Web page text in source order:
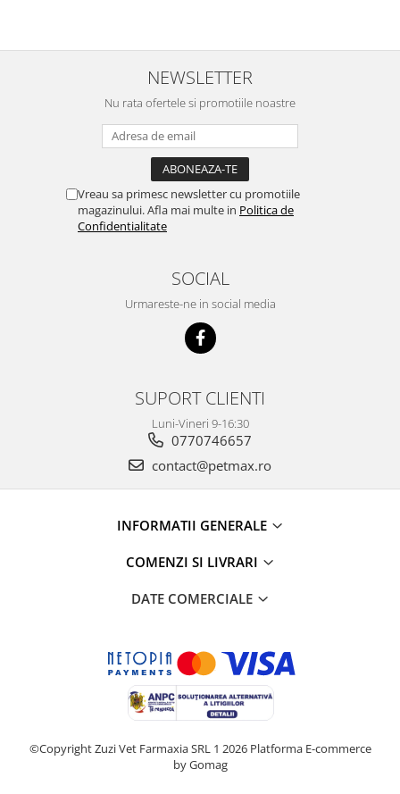
recomand cu mult drag !
NEWSLETTER
Nu rata ofertele si promotiile noastre
Vreau sa primesc newsletter cu promotiile
magazinului. Afla mai multe in Politica de
Confidentialitate
SOCIAL
Urmareste-ne in social media
SUPORT CLIENTI
Luni-Vineri 9-16:30
0770746657
contact@petmax.ro
INFORMATII GENERALE
COMENZI SI LIVRARI
DATE COMERCIALE
©Copyright Zuzi Vet Farmaxia SRL 1 2026 Platforma E-commerce
by Gomag